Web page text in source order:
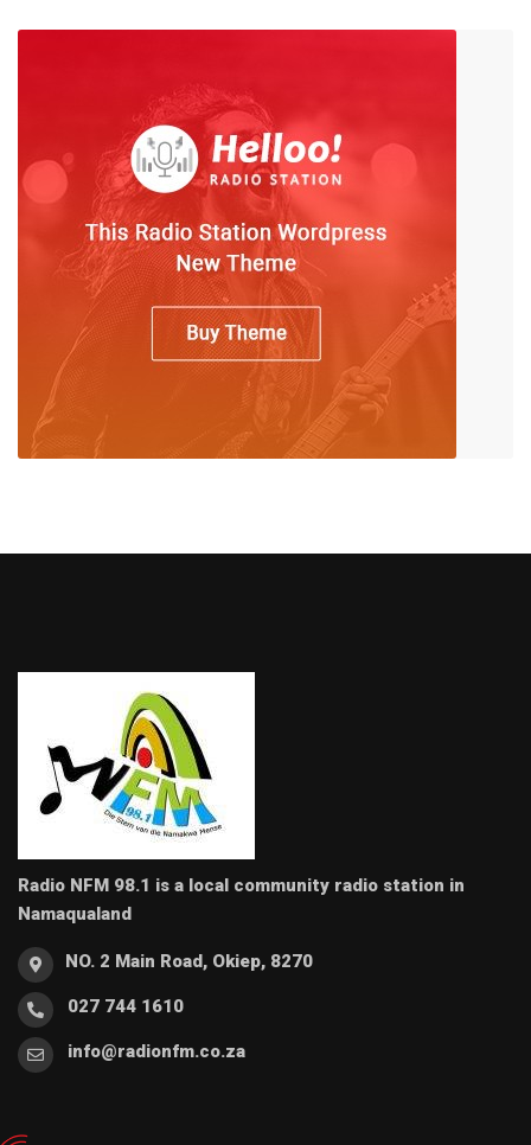
Radio NFM 98.1 is a local community radio station in
Namaqualand
NO. 2 Main Road, Okiep, 8270
027 744 1610
info@radionfm.co.za